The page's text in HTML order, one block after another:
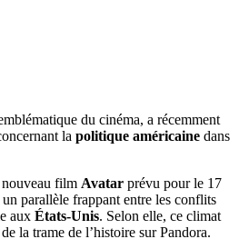
du cinéma, a récemment
la politique américaine dans
nouveau film Avatar prévu pour le 17
parallèle frappant entre les conflits
aux États-Unis. Selon elle, ce climat
la trame de l’histoire sur Pandora.